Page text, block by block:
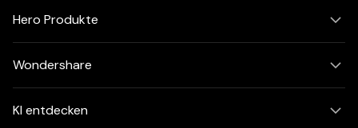
Hero Produkte
Wondershare
KI entdecken